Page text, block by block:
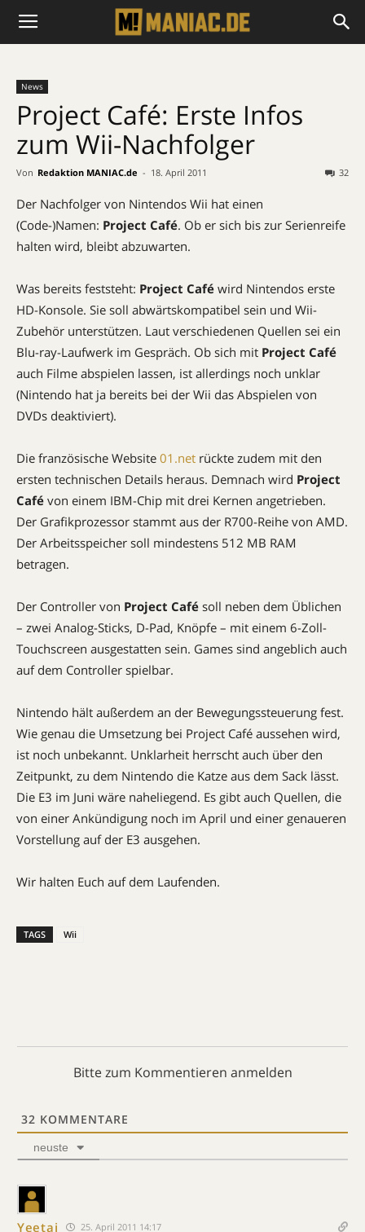
News
Project Café: Erste Infos
zum Wii-Nachfolger
Von Redaktion MANIAC.de - 18. April 2011 32
Der Nachfolger von Nintendos Wii hat einen
(Code-)Namen: Project Café. Ob er sich bis zur Serienreife
halten wird, bleibt abzuwarten.
Was bereits feststeht: Project Café wird Nintendos erste
HD-Konsole. Sie soll abwärtskompatibel sein und Wii-
Zubehör unterstützen. Laut verschiedenen Quellen sei ein
Blu-ray-Laufwerk im Gespräch. Ob sich mit Project Café
auch Filme abspielen lassen, ist allerdings noch unklar
(Nintendo hat ja bereits bei der Wii das Abspielen von
DVDs deaktiviert).
Die französische Website 01.net rückte zudem mit den
ersten technischen Details heraus. Demnach wird Project
Café von einem IBM-Chip mit drei Kernen angetrieben.
Der Grafikprozessor stammt aus der R700-Reihe von AMD.
Der Arbeitsspeicher soll mindestens 512 MB RAM
betragen.
Der Controller von Project Café soll neben dem Üblichen
– zwei Analog-Sticks, D-Pad, Knöpfe – mit einem 6-Zoll-
Touchscreen ausgestatten sein. Games sind angeblich auch
auf dem Controller spielbar.
Nintendo hält außerdem an der Bewegungssteuerung fest.
Wie genau die Umsetzung bei Project Café aussehen wird,
ist noch unbekannt. Unklarheit herrscht auch über den
Zeitpunkt, zu dem Nintendo die Katze aus dem Sack lässt.
Die E3 im Juni wäre naheliegend. Es gibt auch Quellen, die
von einer Ankündigung noch im April und einer genaueren
Vorstellung auf der E3 ausgehen.
Wir halten Euch auf dem Laufenden.
TAGS Wii
Bitte zum Kommentieren anmelden
32 KOMMENTARE
neuste
Yeetai 25. April 2011 14:17